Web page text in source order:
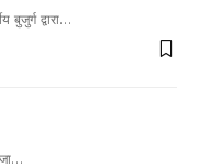
बुजुर्ग द्वारा…